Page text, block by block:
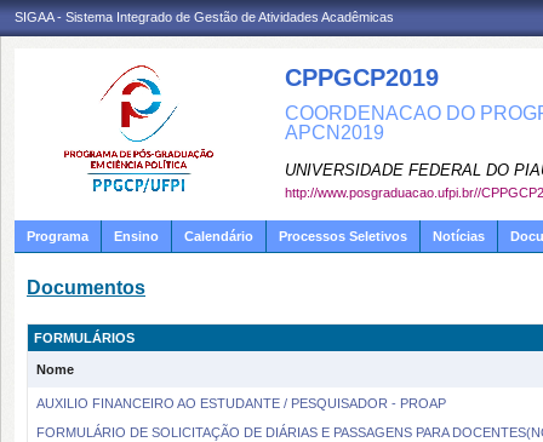
SIGAA - Sistema Integrado de Gestão de Atividades Acadêmicas
CPPGCP2019
COORDENACAO DO
APCN2019
UNIVERSIDADE FEDERAL DO
http://www.posgraduacao.ufpi.br//
Programa Ensino Calendário Processos Seletivos Notícias
Documentos
FORMULÁRIOS
Nome
AUXILIO FINANCEIRO AO ESTUDANTE / PESQUISADOR - PROAP
FORMULÁRIO DE SOLICITAÇÃO DE DIÁRIAS E PASSAGENS PARA